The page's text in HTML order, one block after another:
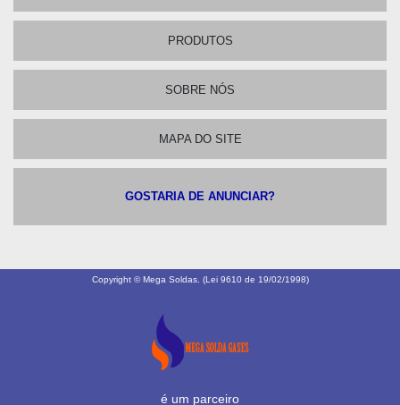
PRODUTOS
SOBRE NÓS
MAPA DO SITE
GOSTARIA DE ANUNCIAR?
Copyright © Mega Soldas. (Lei 9610 de 19/02/1998)
é um parceiro